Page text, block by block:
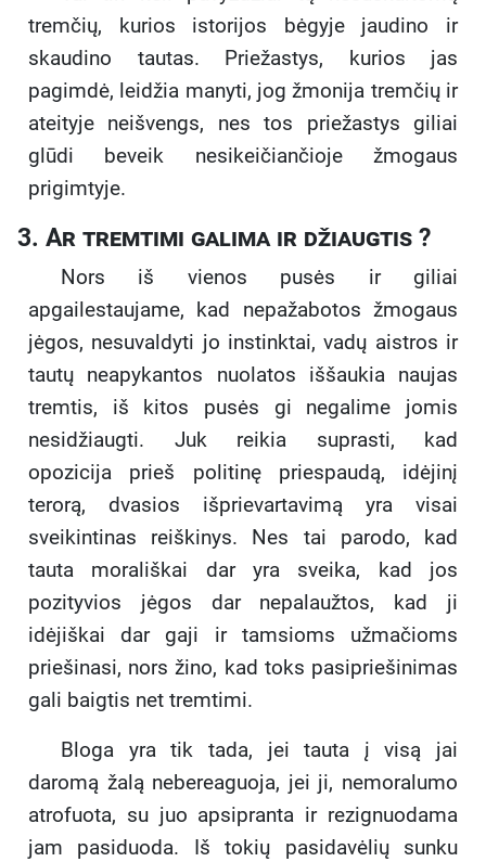
tremčių, kurios istorijos bėgyje jaudino ir
skaudino tautas. Priežastys, kurios jas
pagimdė, leidžia manyti, jog žmonija tremčių ir
ateityje neišvengs, nes tos priežastys giliai
glūdi beveik nesikeičiančioje žmogaus
prigimtyje.
3. Ar tremtimi galima ir džiaugtis ?
Nors iš vienos pusės ir giliai
apgailestaujame, kad nepažabotos žmogaus
jėgos, nesuvaldyti jo instinktai, vadų aistros ir
tautų neapykantos nuolatos iššaukia naujas
tremtis, iš kitos pusės gi negalime jomis
nesidžiaugti. Juk reikia suprasti, kad
opozicija prieš politinę priespaudą, idėjinį
terorą, dvasios išprievartavimą yra visai
sveikintinas reiškinys. Nes tai parodo, kad
tauta morališkai dar yra sveika, kad jos
pozityvios jėgos dar nepalaužtos, kad ji
idėjiškai dar gaji ir tamsioms užmačioms
priešinasi, nors žino, kad toks pasipriešinimas
gali baigtis net tremtimi.
Bloga yra tik tada, jei tauta į visą jai
daromą žalą nebereaguoja, jei ji, nemoralumo
atrofuota, su juo apsipranta ir rezignuodama
jam pasiduoda. Iš tokių pasidavėlių sunku